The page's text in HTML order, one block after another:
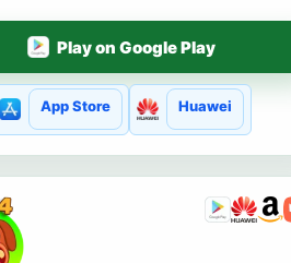
Play on Google Play
App Store Huawei